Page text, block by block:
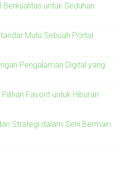
untuk Seduhan
Mutu Sebuah Portal
Pengalaman Digital yang
Favorit untuk Hiburan
Strategi dalam Seni Bermain